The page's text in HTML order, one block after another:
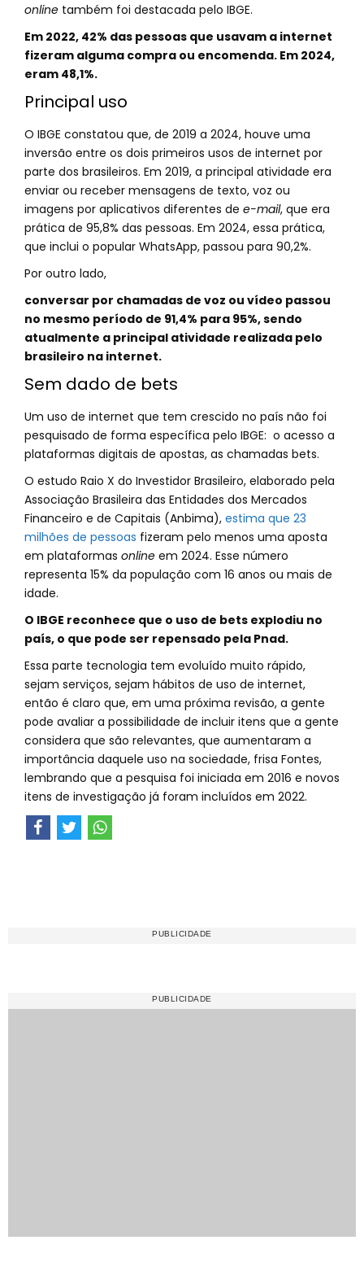
online também foi destacada pelo IBGE.
Em 2022, 42% das pessoas que usavam a internet
fizeram alguma compra ou encomenda. Em 2024,
eram 48,1%.
Principal uso
O IBGE constatou que, de 2019 a 2024, houve uma
inversão entre os dois primeiros usos de internet por
parte dos brasileiros. Em 2019, a principal atividade era
enviar ou receber mensagens de texto, voz ou
imagens por aplicativos diferentes de e-mail, que era
prática de 95,8% das pessoas. Em 2024, essa prática,
que inclui o popular WhatsApp, passou para 90,2%.
Por outro lado,
conversar por chamadas de voz ou vídeo passou
no mesmo período de 91,4% para 95%, sendo
atualmente a principal atividade realizada pelo
brasileiro na internet.
Sem dado de bets
Um uso de internet que tem crescido no país não foi
pesquisado de forma específica pelo IBGE: o acesso a
plataformas digitais de apostas, as chamadas bets.
O estudo Raio X do Investidor Brasileiro, elaborado pela
Associação Brasileira das Entidades dos Mercados
Financeiro e de Capitais (Anbima), estima que 23
milhões de pessoas fizeram pelo menos uma aposta
em plataformas online em 2024. Esse número
representa 15% da população com 16 anos ou mais de
idade.
O IBGE reconhece que o uso de bets explodiu no
país, o que pode ser repensado pela Pnad.
Essa parte tecnologia tem evoluído muito rápido,
sejam serviços, sejam hábitos de uso de internet,
então é claro que, em uma próxima revisão, a gente
pode avaliar a possibilidade de incluir itens que a gente
considera que são relevantes, que aumentaram a
importância daquele uso na sociedade, frisa Fontes,
lembrando que a pesquisa foi iniciada em 2016 e novos
itens de investigação já foram incluídos em 2022.